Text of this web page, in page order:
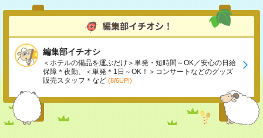
編集部イチオシ
＜ホテルの備品を運ぶだけ＞単発・短時間～OK／安心の日給
保障＊夜勤、＜単発＊1日～OK！＞コンサートなどのグッズ
販売スタッフ＊など (8/6UP!)